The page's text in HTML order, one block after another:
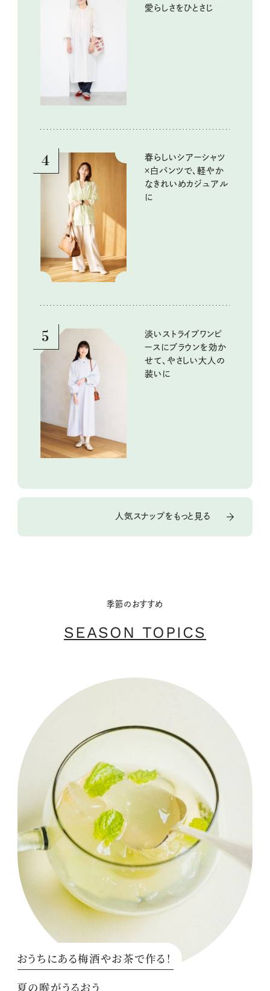
愛らしさをひとさじ
4
春らしいシアーシャツ
×白パンツで、軽やか
なきれいめカジュアル
に
5
淡いストライプワンピ
ースにブラウンを効か
せて、やさしい大人の
装いに
人気スナップをもっと見る
季節のおすすめ
SEASON TOPICS
おうちにある梅酒やお茶で作る！
夏の喉がうるおう